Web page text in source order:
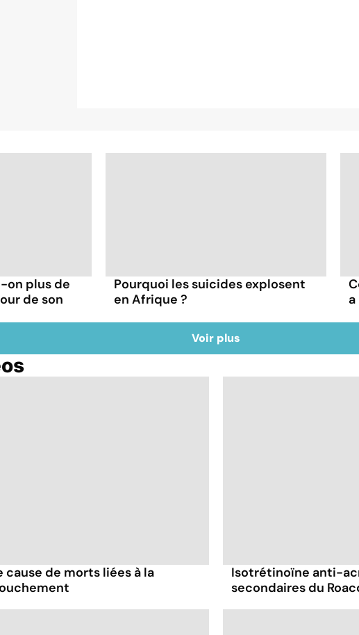
plus de
de son
Pourquoi les suicides explosent
en Afrique ?
Voir plus
de morts liées à la
Isotrétinoïne anti-
secondaires du